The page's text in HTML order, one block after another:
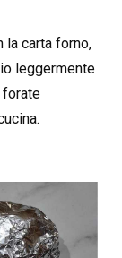
la carta forno,
leggermente
forate